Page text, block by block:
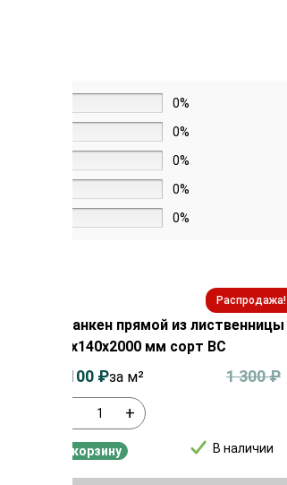
0%
0%
0%
0%
0%
Распродажа!
Планкен прямой из лиственницы
20х140х2000 мм сорт ВС
+
В наличии
1 300₽
1 100 ₽за м²
В корзину